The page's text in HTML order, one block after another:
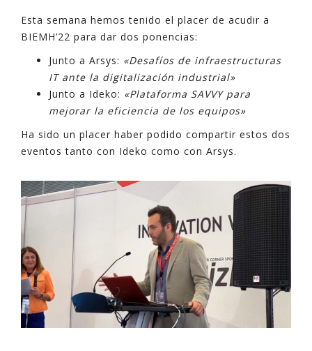
Esta semana hemos tenido el placer de acudir a
BIEMH’22 para dar dos ponencias:
Junto a Arsys: «Desafíos de infraestructuras
IT ante la digitalización industrial»
Junto a Ideko: «Plataforma SAVVY para
mejorar la eficiencia de los equipos»
Ha sido un placer haber podido compartir estos dos
eventos tanto con Ideko como con Arsys.